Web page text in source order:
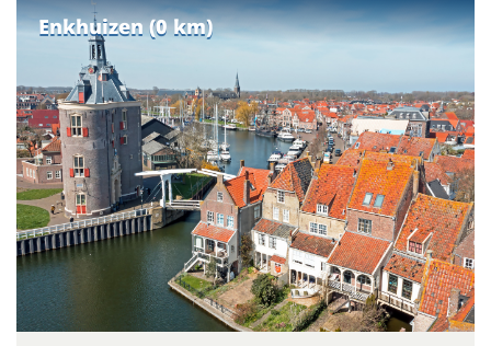
Enkhuizen (0 km)